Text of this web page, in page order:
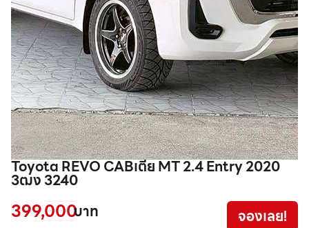
Toyota REVO CABเตี้ย MT 2.4 Entry 2020
3ฒง 3240
399,000บาท จองเลย!